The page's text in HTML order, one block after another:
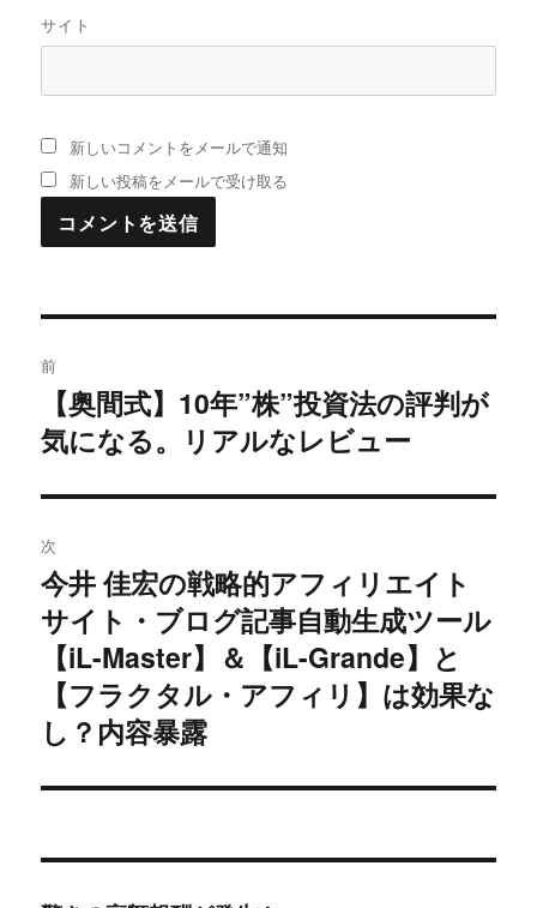
サイト
新しいコメントをメールで通知
新しい投稿をメールで受け取る
稿
ナ
ビ
ゲ
ー
シ
ョ
ン
前
去
投
稿:
【奥間式】10年”株”投資法の評判が
気になる。リアルなレビュー
次
次
の
投
稿:
今井 佳宏の戦略的アフィリエイト
サイト・ブログ記事自動生成ツール
【iL-Master】＆【iL-Grande】と
【フラクタル・アフィリ】は効果な
し？内容暴露